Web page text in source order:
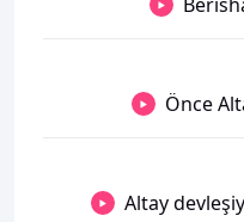
Önce
Altay